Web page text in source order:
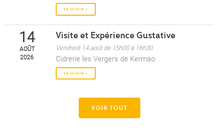
EN SAVOIR +
14
AOÛT
2026
Visite et Expérience Gustative
Vendredi 14 août de 15h00 à 16h30
Cidrerie les Vergers de Kermao
EN SAVOIR +
VOIR TOUT